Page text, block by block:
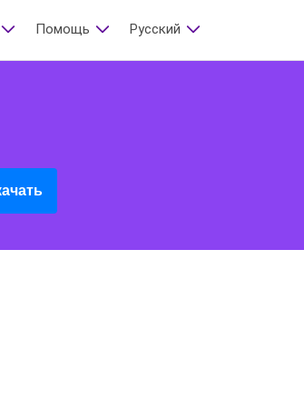
Помощь Русский